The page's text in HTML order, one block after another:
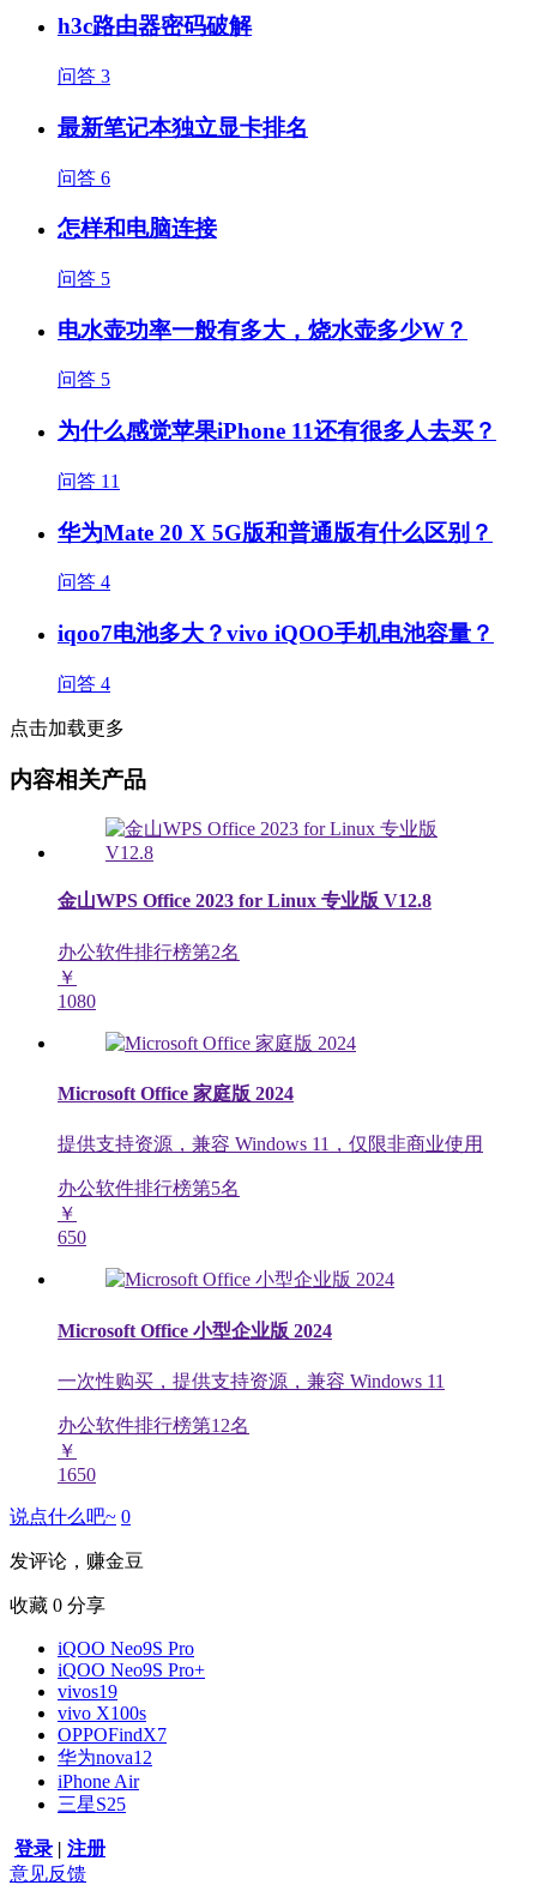
h3c路由器密码破解
问答 3
最新笔记本独立显卡排名
问答 6
怎样和电脑连接
问答 5
电水壶功率一般有多大，烧水壶多少W？
问答 5
为什么感觉苹果iPhone 11还有很多人去买？
问答 11
华为Mate 20 X 5G版和普通版有什么区别？
问答 4
iqoo7电池多大？vivo iQOO手机电池容量？
问答 4
点击加载更多
内容相关产品
金山WPS Office 2023 for Linux 专业版 V12.8
办公软件排行榜第2名
￥
1080
Microsoft Office 家庭版 2024
提供支持资源，兼容 Windows 11，仅限非商业使用
办公软件排行榜第5名
￥
650
Microsoft Office 小型企业版 2024
一次性购买，提供支持资源，兼容 Windows 11
办公软件排行榜第12名
￥
1650
说点什么吧~ 0
发评论，赚金豆
收藏 0 分享
iQOO Neo9S Pro
iQOO Neo9S Pro+
vivos19
vivo X100s
OPPOFindX7
华为nova12
iPhone Air
三星S25
登录 | 注册
意见反馈